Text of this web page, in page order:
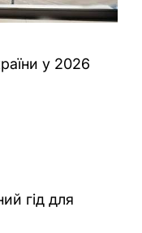
у 2026
гід для